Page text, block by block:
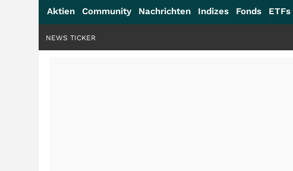
Aktien Community Nachrichten Indizes Fonds ETFs
NEWS TICKER